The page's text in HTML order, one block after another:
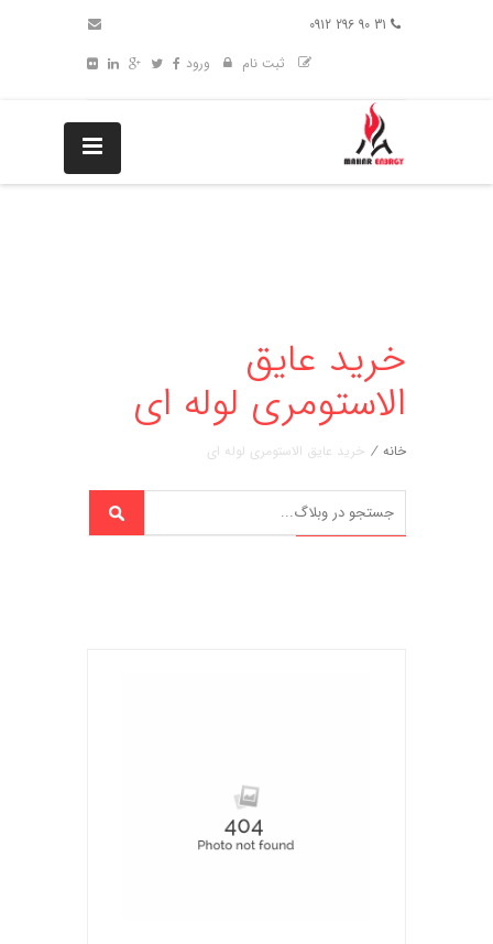
ثبت نام
ورود
خرید عایق
الاستومری لوله ای
خانه / خرید عایق الاستومری لوله ای